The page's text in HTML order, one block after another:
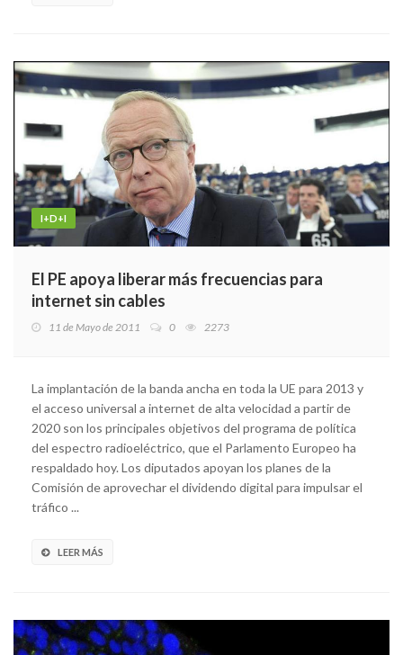
I+D+I
El PE apoya liberar más frecuencias para
internet sin cables
11 de Mayo de 2011 0 2273
La implantación de la banda ancha en toda la UE para 2013 y
el acceso universal a internet de alta velocidad a partir de
2020 son los principales objetivos del programa de política
del espectro radioeléctrico, que el Parlamento Europeo ha
respaldado hoy. Los diputados apoyan los planes de la
Comisión de aprovechar el dividendo digital para impulsar el
tráfico ...
LEER MÁS